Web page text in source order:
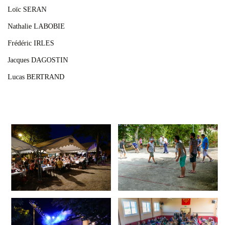
Loïc SERAN
Nathalie LABOBIE
Frédéric IRLES
Jacques DAGOSTIN
Lucas BERTRAND